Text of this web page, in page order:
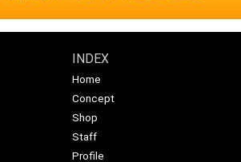
INDEX
Home
Concept
Shop
Staff
Profile